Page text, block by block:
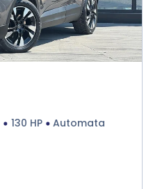
130 HP Automata